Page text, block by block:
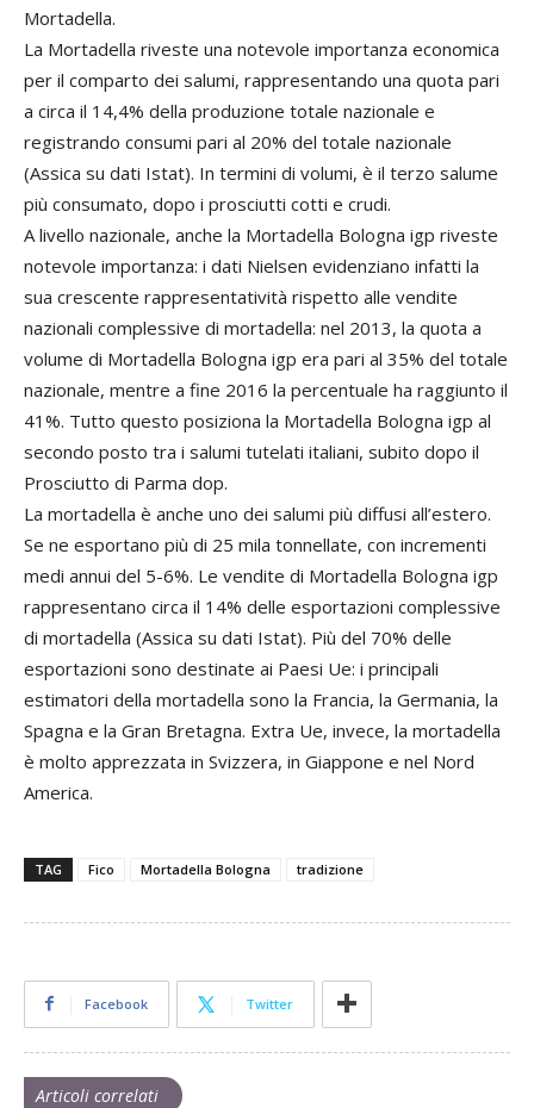
Mortadella.
La Mortadella riveste una notevole importanza economica
per il comparto dei salumi, rappresentando una quota pari
a circa il 14,4% della produzione totale nazionale e
registrando consumi pari al 20% del totale nazionale
(Assica su dati Istat). In termini di volumi, è il terzo salume
più consumato, dopo i prosciutti cotti e crudi.
A livello nazionale, anche la Mortadella Bologna igp riveste
notevole importanza: i dati Nielsen evidenziano infatti la
sua crescente rappresentatività rispetto alle vendite
nazionali complessive di mortadella: nel 2013, la quota a
volume di Mortadella Bologna igp era pari al 35% del totale
nazionale, mentre a fine 2016 la percentuale ha raggiunto il
41%. Tutto questo posiziona la Mortadella Bologna igp al
secondo posto tra i salumi tutelati italiani, subito dopo il
Prosciutto di Parma dop.
La mortadella è anche uno dei salumi più diffusi all’estero.
Se ne esportano più di 25 mila tonnellate, con incrementi
medi annui del 5-6%. Le vendite di Mortadella Bologna igp
rappresentano circa il 14% delle esportazioni complessive
di mortadella (Assica su dati Istat). Più del 70% delle
esportazioni sono destinate ai Paesi Ue: i principali
estimatori della mortadella sono la Francia, la Germania, la
Spagna e la Gran Bretagna. Extra Ue, invece, la mortadella
è molto apprezzata in Svizzera, in Giappone e nel Nord
America.
TAG Fico Mortadella Bologna tradizione
Facebook Twitter
Articoli correlati